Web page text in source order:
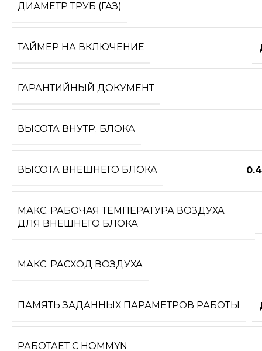
ДИАМЕТР ТРУБ (ГАЗ)
ТАЙМЕР НА ВКЛЮЧЕНИЕ
ГАРАНТИЙНЫЙ ДОКУМЕНТ
ВЫСОТА ВНУТР. БЛОКА
ВЫСОТА ВНЕШНЕГО БЛОКА
МАКС. РАБОЧАЯ ТЕМПЕРАТУРА ВОЗДУХА
ДЛЯ ВНЕШНЕГО БЛОКА
МАКС. РАСХОД ВОЗДУХА
ПАМЯТЬ ЗАДАННЫХ ПАРАМЕТРОВ РАБОТЫ
РАБОТАЕТ С HOMMYN